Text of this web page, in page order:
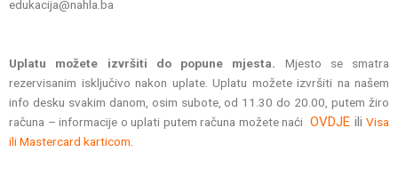
edukacija@nahla.ba
Uplatu možete izvršiti do popune mjesta. Mjesto se smatra
rezervisanim isključivo nakon uplate. Uplatu možete izvršiti na našem
info desku svakim danom, osim subote, od 11.30 do 20.00, putem žiro
računa – informacije o uplati putem računa možete naći OVDJE ili Visa
ili Mastercard karticom